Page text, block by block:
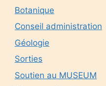
Botanique
Conseil administration
Géologie
Sorties
Soutien au MUSEUM